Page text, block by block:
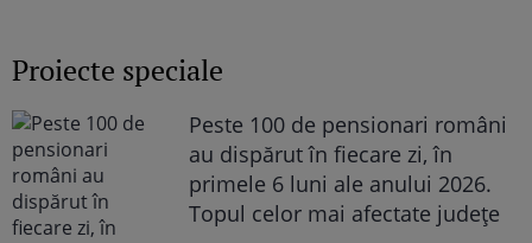
Proiecte speciale
Peste 100 de pensionari români
au dispărut în fiecare zi, în
primele 6 luni ale anului 2026.
Topul celor mai afectate județe